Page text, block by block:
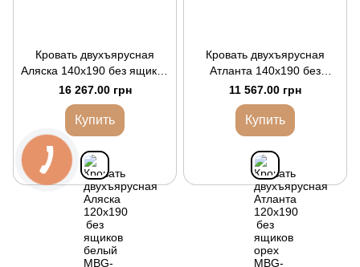
Кровать двухъярусная
Аляска 140х190 без ящиков
белый
16 267.00 грн
Купить
Кровать двухъярусная
Атланта 140х190 без
ящиков орех
11 567.00 грн
Купить